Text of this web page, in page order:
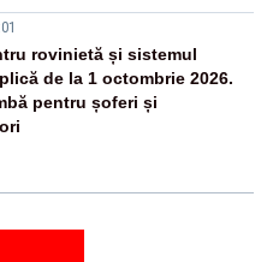
rovinietă și sistemul
de la 1 octombrie 2026.
pentru șoferi și